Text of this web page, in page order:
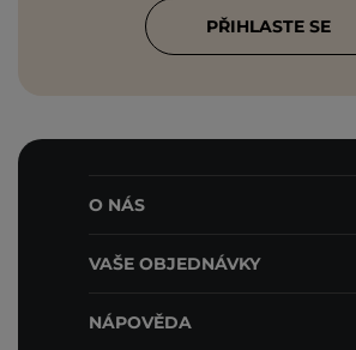
PŘIHLASTE SE
O NÁS
VAŠE OBJEDNÁVKY
NÁPOVĚDA